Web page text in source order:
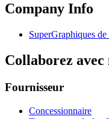
Company Info
SuperGraphiques de
Collaborez avec
Fournisseur
Concessionnaire